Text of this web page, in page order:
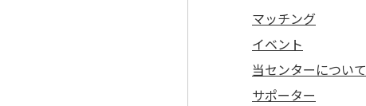
マッチング
イベント
当センターについて
サポーター